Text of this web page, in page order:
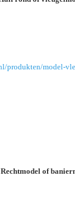
produkten/model-
of